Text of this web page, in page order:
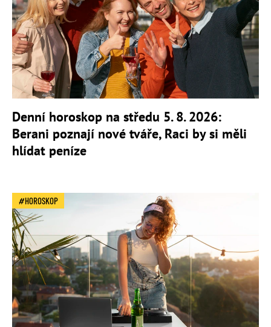
Denní horoskop na středu 5. 8. 2026:
Berani poznají nové tváře, Raci by si měli
hlídat peníze
HOROSKOP